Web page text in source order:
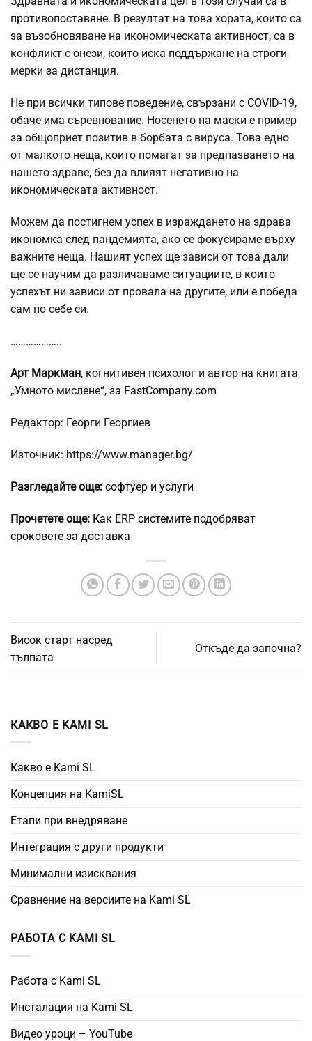
противопоставяне. В резултат на това хората, които са
за възобновяване на икономическата активност, са в
конфликт с онези, които иска поддържане на строги
мерки за дистанция.
Не при всички типове поведение, свързани с COVID-19,
обаче има съревнование. Носенето на маски е пример
за общоприет позитив в борбата с вируса. Това едно
от малкото неща, които помагат за предпазването на
нашето здраве, без да влияят негативно на
икономическата активност.
Можем да постигнем успех в израждането на здрава
икономка след пандемията, ако се фокусираме върху
важните неща. Нашият успех ще зависи от това дали
ще се научим да различаваме ситуациите, в които
успехът ни зависи от провала на другите, или е победа
сам по себе си.
………………..
Арт Маркман, когнитивен психолог и автор на книгата
„Умното мислене“, за FastCompany.com
Редактор: Георги Георгиев
Източник: https://www.manager.bg/
Разгледайте още: софтуер и услуги
Прочетете още: Как ERP системите подобряват
сроковете за доставка
Висок старт насред
тълпата
Откъде да започна?
КАКВО Е KAMI SL
Какво е Kami SL
Концепция на KamiSL
Етапи при внедряване
Интеграция с други продукти
Минимални изисквания
Сравнение на версиите на Kami SL
РАБОТА С KAMI SL
Работа с Kami SL
Инсталация на Kami SL
Видео уроци – YouTube